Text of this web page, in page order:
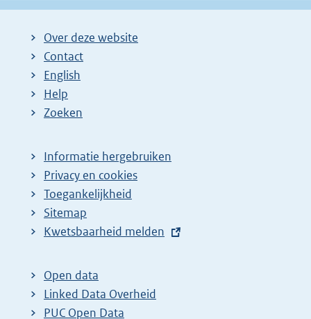
Over deze website
Contact
English
Help
Zoeken
Informatie hergebruiken
Privacy en cookies
Toegankelijkheid
Sitemap
E
t
e
r
Kwetsbaarheid melden
Open data
Linked Data Overheid
PUC Open Data